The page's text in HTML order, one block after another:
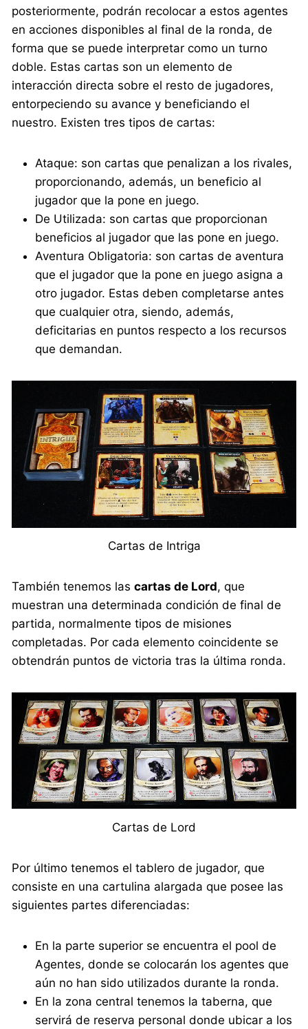
posteriormente, podrán recolocar a estos agentes
en acciones disponibles al final de la ronda, de
forma que se puede interpretar como un turno
doble. Estas cartas son un elemento de
interacción directa sobre el resto de jugadores,
entorpeciendo su avance y beneficiando el
nuestro. Existen tres tipos de cartas:
Ataque: son cartas que penalizan a los rivales,
proporcionando, además, un beneficio al
jugador que la pone en juego.
De Utilizada: son cartas que proporcionan
beneficios al jugador que las pone en juego.
Aventura Obligatoria: son cartas de aventura
que el jugador que la pone en juego asigna a
otro jugador. Estas deben completarse antes
que cualquier otra, siendo, además,
deficitarias en puntos respecto a los recursos
que demandan.
Cartas de Intriga
También tenemos lascartas de Lord, que
muestran una determinada condición de final de
partida, normalmente tipos de misiones
completadas. Por cada elemento coincidente se
obtendrán puntos de victoria tras la última ronda.
Cartas de Lord
Por último tenemos el tablero de jugador, que
consiste en una cartulina alargada que posee las
siguientes partes diferenciadas:
En la parte superior se encuentra el pool de
Agentes, donde se colocarán los agentes que
aún no han sido utilizados durante la ronda.
En la zona central tenemos la taberna, que
servirá de reserva personal donde ubicar a los